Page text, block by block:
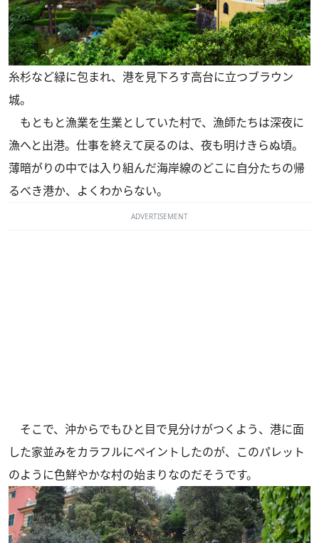
糸杉など緑に包まれ、港を見下ろす高台に立つブラウン
城。
もともと漁業を生業としていた村で、漁師たちは深夜に
漁へと出港。仕事を終えて戻るのは、夜も明けきらぬ頃。
薄暗がりの中では入り組んだ海岸線のどこに自分たちの帰
るべき港か、よくわからない。
ADVERTISEMENT
そこで、沖からでもひと目で見分けがつくよう、港に面
した家並みをカラフルにペイントしたのが、このパレット
のように色鮮やかな村の始まりなのだそうです。